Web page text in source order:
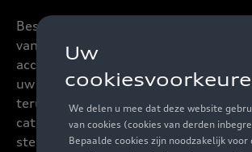
Beste accessoires-lovers,
vanaf nu kan u het hele
accessoire assortiment van
uw favoriete merk
terugvinden in de online
catalogus. Deze kunnen
steeds besteld worden via